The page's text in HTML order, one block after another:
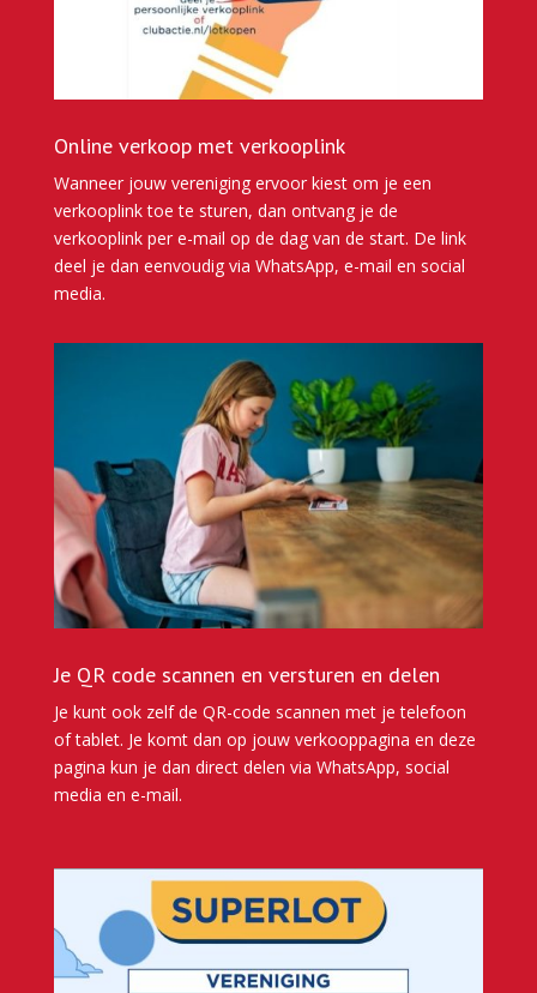
Online verkoop met verkooplink
Wanneer jouw vereniging ervoor kiest om je een
verkooplink toe te sturen, dan ontvang je de
verkooplink per e-mail op de dag van de start. De link
deel je dan eenvoudig via WhatsApp, e-mail en social
media.
Je QR code scannen en versturen en delen
Je kunt ook zelf de QR-code scannen met je telefoon
of tablet. Je komt dan op jouw verkooppagina en deze
pagina kun je dan direct delen via WhatsApp, social
media en e-mail.